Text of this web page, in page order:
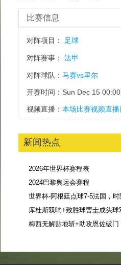
比赛信息
对阵项目： 足球
对阵赛事： 法甲
对阵球队： 马赛vs里尔
开赛时间：Sun Dec 15
视频直播： 本场比赛视频直播
新闻热点
2026年世界杯赛程表
2024巴黎奥运会赛程
库杜斯双响+致胜球曹圭成头